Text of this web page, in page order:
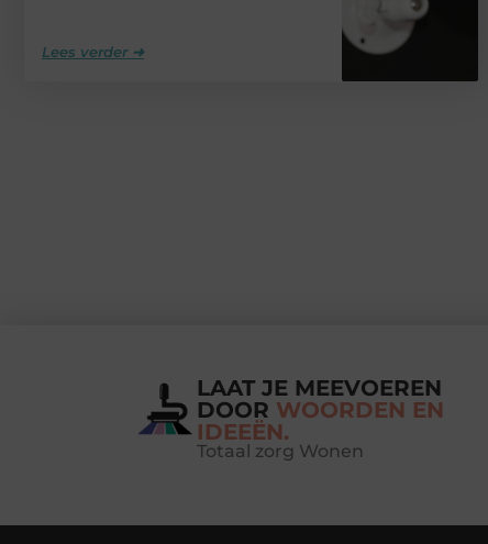
Lees verder ➜
LAAT JE MEEVOEREN
DOOR WOORDEN EN
IDEEËN.
Totaal zorg Wonen